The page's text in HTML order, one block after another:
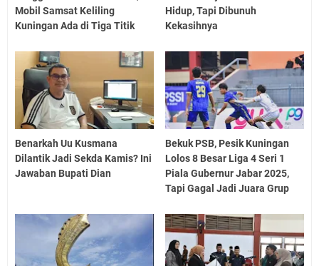
Mobil Samsat Keliling
Kuningan Ada di Tiga Titik
Hidup, Tapi Dibunuh
Kekasihnya
Benarkah Uu Kusmana
Dilantik Jadi Sekda Kamis? Ini
Jawaban Bupati Dian
Bekuk PSB, Pesik Kuningan
Lolos 8 Besar Liga 4 Seri 1
Piala Gubernur Jabar 2025,
Tapi Gagal Jadi Juara Grup